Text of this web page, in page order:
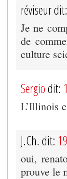
réviseur dit:
Je ne
de
culture
Sergiodit:
L’Illinois
J.Ch. dit:
oui,
prouve le